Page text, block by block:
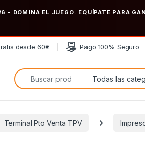
- DOMINA EL JUEGO. EQUÍPATE PARA
desde 60€ Pago 100% Seguro
Búsqueda de:
Terminal Pto Venta TPV